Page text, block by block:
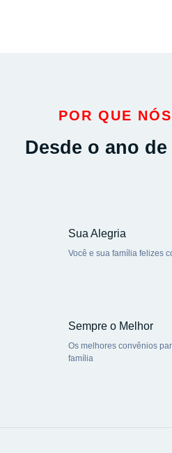
POR QUE
Desde o ano de
Sua Alegria
Você e sua família felizes
Sempre o Melhor
Os melhores convênios
família